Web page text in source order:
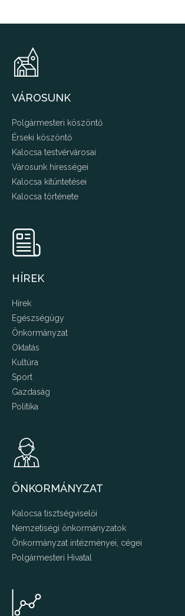
VÁROSUNK
Polgármesteri köszöntő
Érseki köszöntő
Kalocsa testvérvárosai
Városunk hírességei
Kalocsa kitüntetései
Kalocsa története
HÍREK
Hírek
Egészségügy
Önkormányzat
Oktatás
Kultúra
Sport
Gazdaság
Politika
ÖNKORMÁNYZAT
Kalocsa tisztségviselői
Nemzetiségi önkormányzatok
Önkormányzat intézményei, cégei
Polgármesteri Hivatal